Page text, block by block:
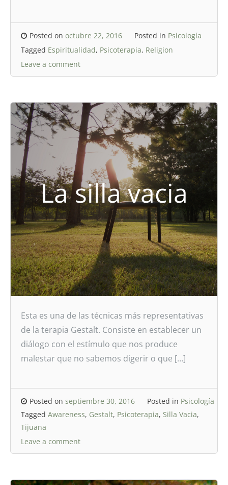
Posted on octubre 22, 2016 Posted in Psicología
Tagged Espiritualidad, Psicoterapia, Religion
Leave a comment
La silla vacia
Esta es una de las técnicas más representativas
de la terapia Gestalt. Consiste en establecer un
diálogo con el estímulo que nos produce
malestar que no sabemos digerir o que […]
Posted on septiembre 30, 2016 Posted in Psicología
Tagged Awareness, Gestalt, Psicoterapia, Silla Vacia,
Tijuana
Leave a comment